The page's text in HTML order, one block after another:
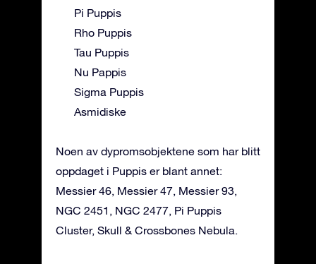
Pi Puppis
Rho Puppis
Tau Puppis
Nu Pappis
Sigma Puppis
Asmidiske
Noen av dypromsobjektene som har blitt
oppdaget i Puppis er blant annet:
Messier 46, Messier 47, Messier 93,
NGC 2451, NGC 2477, Pi Puppis
Cluster, Skull & Crossbones Nebula.